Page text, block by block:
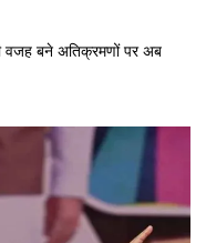
वजह बने अतिक्रमणों पर अब